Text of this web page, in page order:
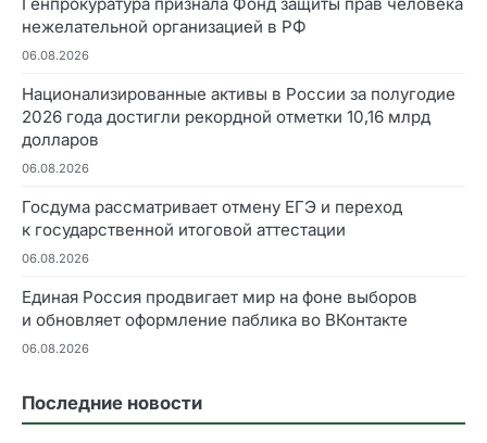
нежелательной организацией в РФ
06.08.2026
Национализированные активы в России за полугодие
2026 года достигли рекордной отметки 10,16 млрд
долларов
06.08.2026
Госдума рассматривает отмену ЕГЭ и переход
к государственной итоговой аттестации
06.08.2026
Единая Россия продвигает мир на фоне выборов
и обновляет оформление паблика во ВКонтакте
06.08.2026
Последние новости